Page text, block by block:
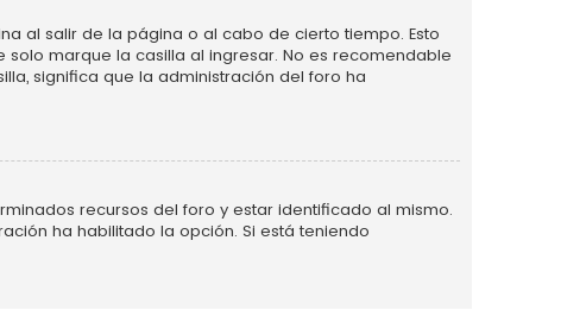
al salir de la página o al cabo de cierto tiempo. Esto
marque la casilla al ingresar. No es recomendable
significa que la administración del foro ha
recursos del foro y estar identificado al mismo.
ha habilitado la opción. Si está teniendo